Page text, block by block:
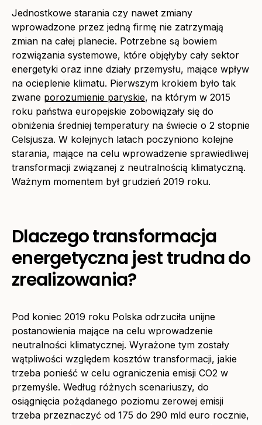
Jednostkowe starania czy nawet zmiany
wprowadzone przez jedną firmę nie zatrzymają
zmian na całej planecie. Potrzebne są bowiem
rozwiązania systemowe, które objęłyby cały sektor
energetyki oraz inne działy przemysłu, mające wpływ
na ocieplenie klimatu. Pierwszym krokiem było tak
zwane porozumienie paryskie, na którym w 2015
roku państwa europejskie zobowiązały się do
obniżenia średniej temperatury na świecie o 2 stopnie
Celsjusza. W kolejnych latach poczyniono kolejne
starania, mające na celu wprowadzenie sprawiedliwej
transformacji związanej z neutralnością klimatyczną.
Ważnym momentem był grudzień 2019 roku.
Dlaczego transformacja
energetyczna jest trudna do
zrealizowania?
Pod koniec 2019 roku Polska odrzuciła unijne
postanowienia mające na celu wprowadzenie
neutralności klimatycznej. Wyrażone tym zostały
wątpliwości względem kosztów transformacji, jakie
trzeba ponieść w celu ograniczenia emisji CO2 w
przemyśle. Według różnych scenariuszy, do
osiągnięcia pożądanego poziomu zerowej emisji
trzeba przeznaczyć od 175 do 290 mld euro rocznie,